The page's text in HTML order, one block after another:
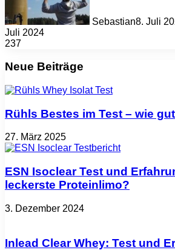
Sebastian8. Juli
Juli 2024
237
Neue Beiträge
Rühls Bestes im Test – wie
27. März 2025
ESN Isoclear Test und
leckerste Proteinlimo?
3. Dezember 2024
Inlead Clear Whey: Test und